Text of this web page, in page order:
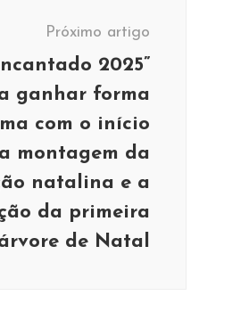
Próximo artigo
2025”
ganhar forma
com o início
montagem da
natalina e a
da primeira
de Natal